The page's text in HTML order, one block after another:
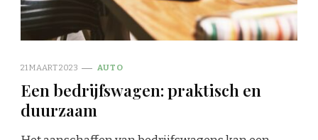
21 MAART 2023 AUTO
Een bedrijfswagen: praktisch en
duurzaam